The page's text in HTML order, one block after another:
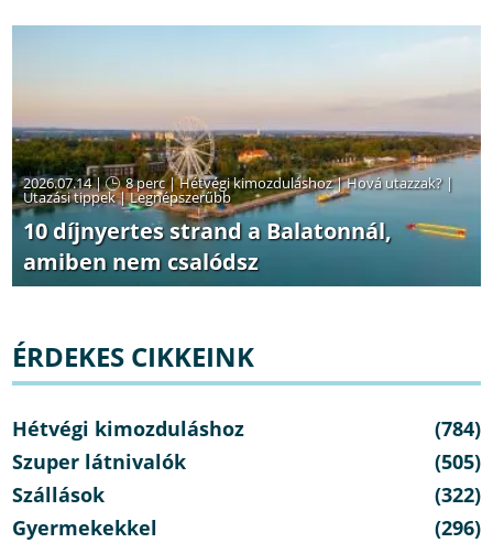
2026.07.14 | 8 perc|Hétvégi kimozduláshoz|Hová utazzak? |
Utazási tippek|Legnépszerűbb
10 díjnyertes strand a Balatonnál,
amiben nem csalódsz
ÉRDEKES CIKKEINK
Hétvégi kimozduláshoz
(784)
Szuper látnivalók
(505)
Szállások
(322)
Gyermekekkel
(296)